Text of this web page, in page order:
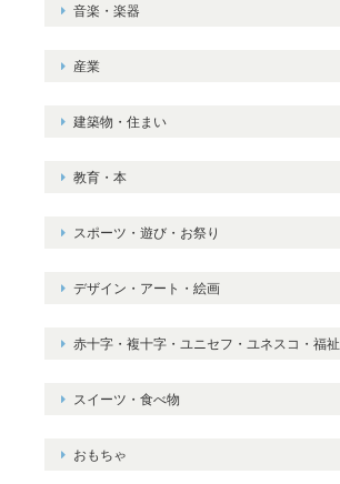
音楽・楽器
産業
建築物・住まい
教育・本
スポーツ・遊び・お祭り
デザイン・アート・絵画
赤十字・複十字・ユニセフ・ユネスコ・福祉
スイーツ・食べ物
おもちゃ